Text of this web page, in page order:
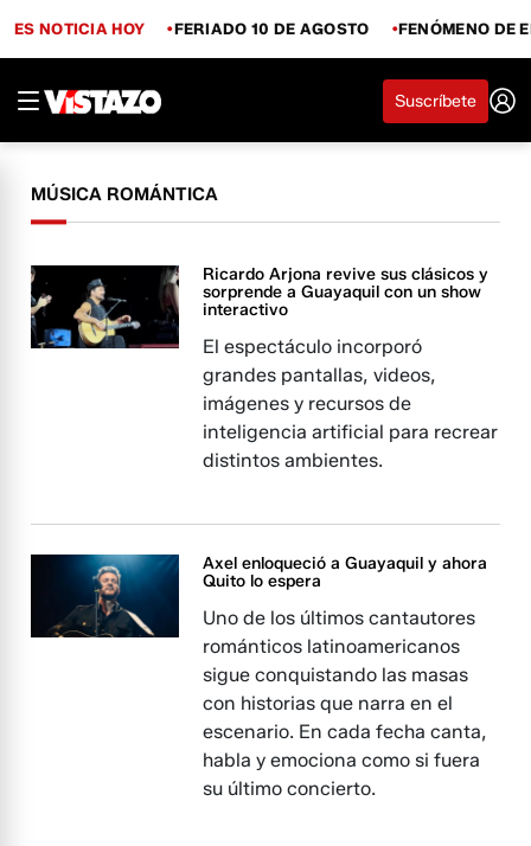
ES NOTICIA HOY FERIADO 10 DE AGOSTO FENÓMENO DE
Suscríbete
MÚSICA ROMÁNTICA
Ricardo Arjona revive sus clásicos y
sorprende a Guayaquil con un show
interactivo
El espectáculo incorporó
grandes pantallas, videos,
imágenes y recursos de
inteligencia artificial para recrear
distintos ambientes.
Axel enloqueció a Guayaquil y ahora
Quito lo espera
Uno de los últimos cantautores
románticos latinoamericanos
sigue conquistando las masas
con historias que narra en el
escenario. En cada fecha canta,
habla y emociona como si fuera
su último concierto.